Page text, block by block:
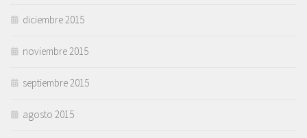
diciembre 2015
noviembre 2015
septiembre 2015
agosto 2015